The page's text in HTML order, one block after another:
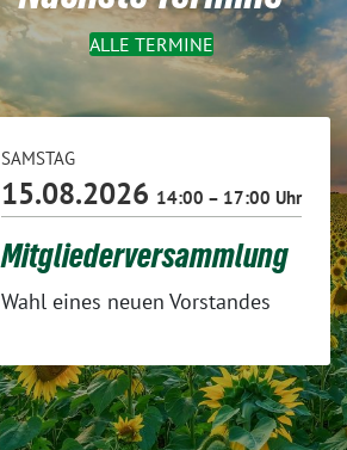
ALLE TERMINE
SAMSTAG
15.08.2026 14:00 – 17:00 Uhr
Mitgliederversammlung
Wahl eines neuen Vorstandes